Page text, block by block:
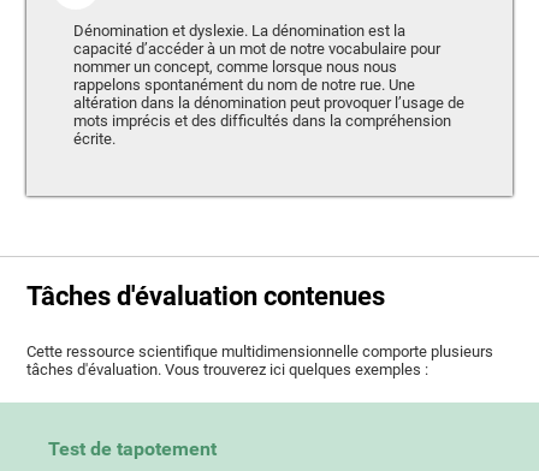
Dénomination et dyslexie. La dénomination est la
capacité d’accéder à un mot de notre vocabulaire pour
nommer un concept, comme lorsque nous nous
rappelons spontanément du nom de notre rue. Une
altération dans la dénomination peut provoquer l’usage de
mots imprécis et des difficultés dans la compréhension
écrite.
Tâches d'évaluation contenues
Cette ressource scientifique multidimensionnelle comporte plusieurs
tâches d'évaluation. Vous trouverez ici quelques exemples :
Test de tapotement